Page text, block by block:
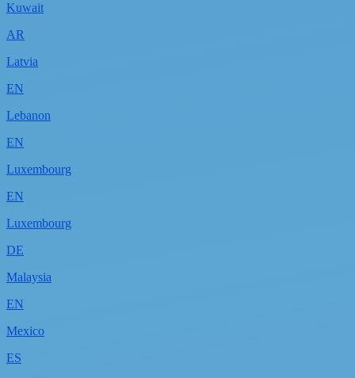
Kuwait
AR
Latvia
EN
Lebanon
EN
Luxembourg
EN
Luxembourg
DE
Malaysia
EN
Mexico
ES